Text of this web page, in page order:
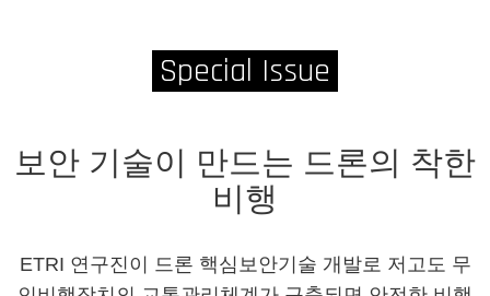
Special Issue
보안 기술이 만드는 드론의 착한
비행
ETRI 연구진이 드론 핵심보안기술 개발로 저고도 무